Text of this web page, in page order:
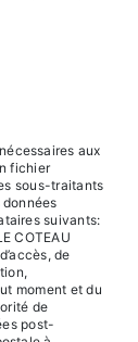
aux
fichier
sous-traitants
suivants:
COTEAU
de
moment et du
de
post-